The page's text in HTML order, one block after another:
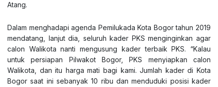
Atang.
Dalam menghadapi agenda Pemilukada Kota Bogor tahun 2019
mendatang, lanjut dia, seluruh kader PKS menginginkan agar
calon Walikota nanti mengusung kader terbaik PKS. “Kalau
untuk persiapan Pilwakot Bogor, PKS menyiapkan calon
Walikota, dan itu harga mati bagi kami. Jumlah kader di Kota
Bogor saat ini sebanyak 10 ribu dan menduduki posisi kader